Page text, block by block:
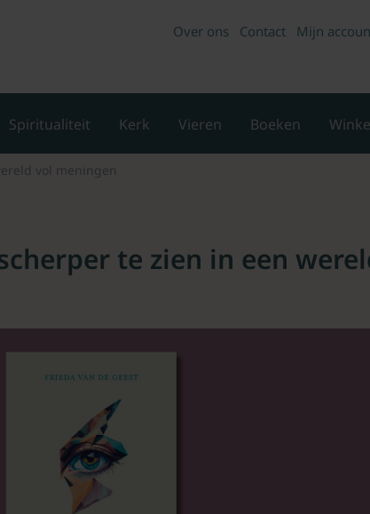
Over ons Contact Mijn
Spiritualiteit Kerk Vieren Boeken
vol meningen
te zien in een